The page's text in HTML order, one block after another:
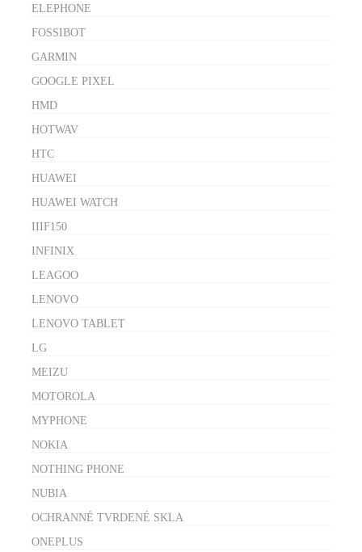
ELEPHONE
FOSSIBOT
GARMIN
GOOGLE PIXEL
HMD
HOTWAV
HTC
HUAWEI
HUAWEI WATCH
IIIF150
INFINIX
LEAGOO
LENOVO
LENOVO TABLET
LG
MEIZU
MOTOROLA
MYPHONE
NOKIA
NOTHING PHONE
NUBIA
OCHRANNÉ TVRDENÉ SKLA
ONEPLUS